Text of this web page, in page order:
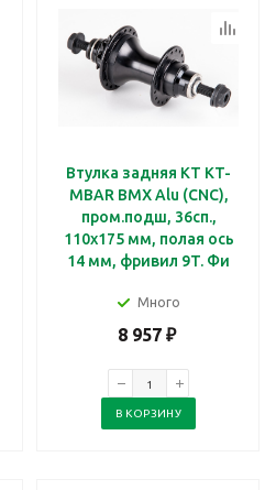
Втулка задняя KT KT-
MBAR BMX Alu (CNC),
пром.подш, 36сп.,
110x175 мм, полая ось
14 мм, фривил 9T. Фи
Много
8 957₽
В КОРЗИНУ